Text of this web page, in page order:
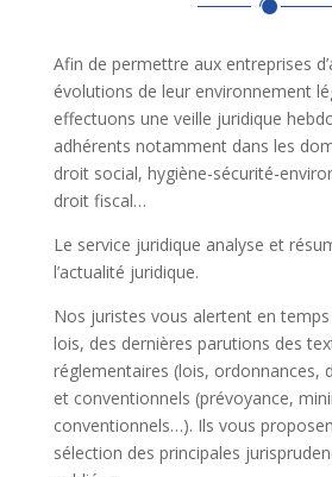
Afin de permettre aux entreprises
évolutions de leur environnement
effectuons une veille juridique
adhérents notamment dans les
droit social, hygiène-sécurité-
droit fiscal…
Le service juridique analyse et
l’actualité juridique.
Nos juristes vous alertent en
lois, des dernières parutions des
réglementaires (lois, ordonnances,
et conventionnels (prévoyance,
conventionnels…). Ils vous
sélection des principales